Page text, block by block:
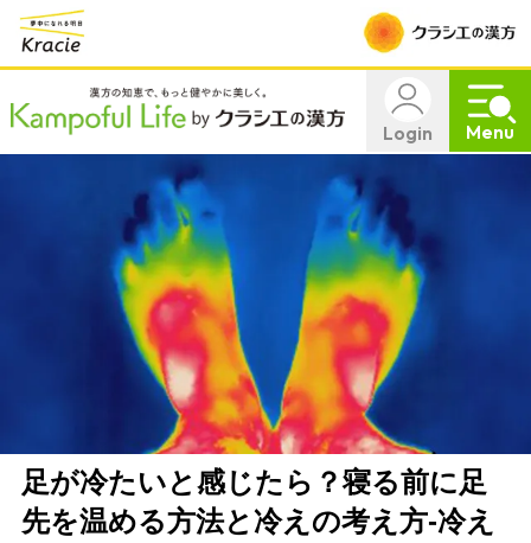
Login Menu
足が冷たいと感じたら？寝る前に足
先を温める方法と冷えの考え方-冷え